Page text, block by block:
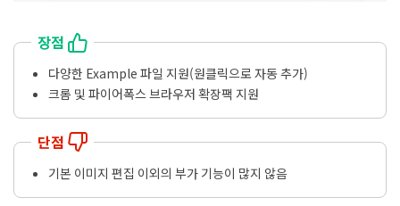
장점
다양한 Example 파일 지원(원클릭으로 자동 추가)
크롬 및 파이어폭스 브라우저 확장팩 지원
단점
기본 이미지 편집 이외의 부가 기능이 많지 않음